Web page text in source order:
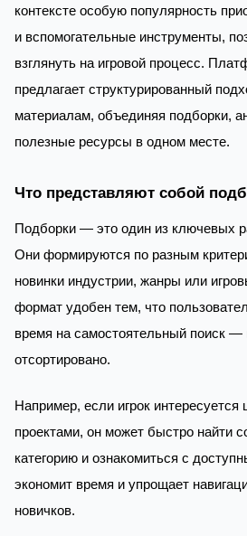
контексте особую популярность
и вспомогательные инструменты,
взглянуть на игровой процесс.
предлагает структурированный
материалам, объединяя подборки,
полезные ресурсы в одном месте.
Что представляют собой
Подборки — это один из ключевых
Они формируются по разным
новинки индустрии, жанры или
формат удобен тем, что
время на самостоятельный поиск —
отсортировано.
Например, если игрок
проектами, он может быстро найти
категорию и ознакомиться с
экономит время и упрощает
новичков.